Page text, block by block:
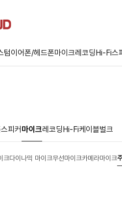
텀이어폰/헤드폰마이크레코딩Hi-Fi스
스피커마이크레코딩Hi-Fi케이블벌크
크다이나믹 마이크무선마이크카메라마이크